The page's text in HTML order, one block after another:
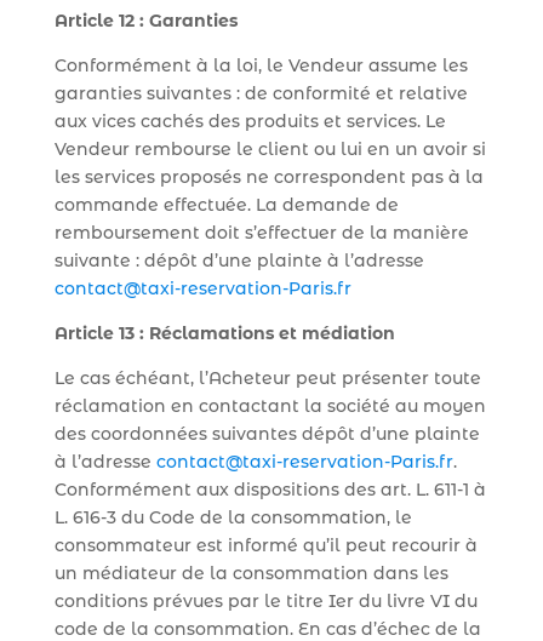
Article 12 : Garanties
Conformément à la loi, le Vendeur assume les
garanties suivantes : de conformité et relative
aux vices cachés des produits et services. Le
Vendeur rembourse le client ou lui en un avoir si
les services proposés ne correspondent pas à la
commande effectuée. La demande de
remboursement doit s’effectuer de la manière
suivante : dépôt d’une plainte à l’adresse
contact@taxi-reservation-Paris.fr
Article 13 : Réclamations et médiation
Le cas échéant, l’Acheteur peut présenter toute
réclamation en contactant la société au moyen
des coordonnées suivantes dépôt d’une plainte
à l’adresse contact@taxi-reservation-Paris.fr.
Conformément aux dispositions des art. L. 611-1 à
L. 616-3 du Code de la consommation, le
consommateur est informé qu’il peut recourir à
un médiateur de la consommation dans les
conditions prévues par le titre Ier du livre VI du
code de la consommation. En cas d’échec de la